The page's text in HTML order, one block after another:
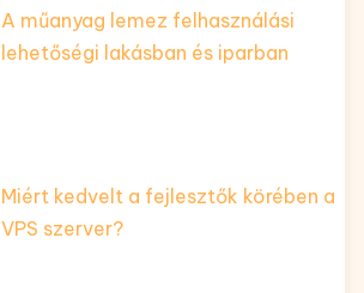
A műanyag lemez felhasználási
lehetőségi lakásban és iparban
Miért kedvelt a fejlesztők körében a
VPS szerver?